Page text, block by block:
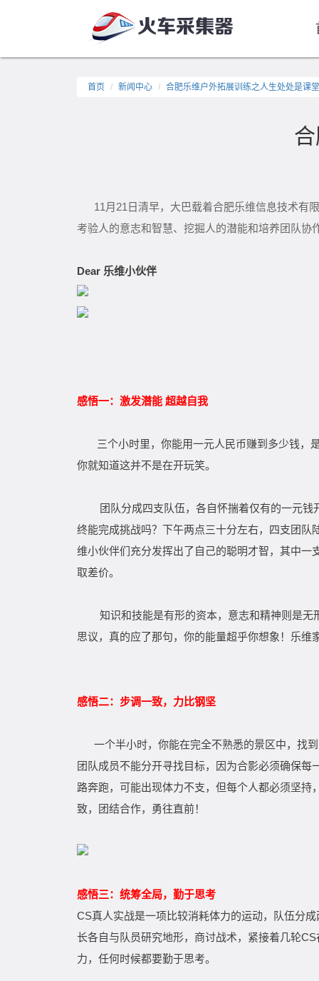
首页 新闻中心 合肥乐维户外拓展训练之人生处处是课堂
11月21日清早，大巴载着合肥乐维信息技术有
考验人的意志和智慧、挖掘人的潜能和培养团队
Dear 乐维小伙伴
感悟一：激发潜能 超越自我
三个小时里，你能用一元人民币赚到多少钱，是
你就知道这并不是在开玩笑。
团队分成四支队伍，各自怀揣着仅有的一元钱
终能完成挑战吗？下午两点三十分左右，四支团
维小伙伴们充分发挥出了自己的聪明才智，其中
取差价。
知识和技能是有形的资本，意志和精神则是无
思议，真的应了那句，你的能量超乎你想象！乐
感悟二：步调一致，力比钢坚
一个半小时，你能在完全不熟悉的景区中，找到
团队成员不能分开寻找目标，因为合影必须确保
路奔跑，可能出现体力不支，但每个人都必须坚
致，团结合作，勇往直前！
感悟三：统筹全局，勤于思考
CS真人实战是一项比较消耗体力的运动，队伍分
长各自与队员研究地形，商讨战术，紧接着几轮
力，任何时候都要勤于思考。